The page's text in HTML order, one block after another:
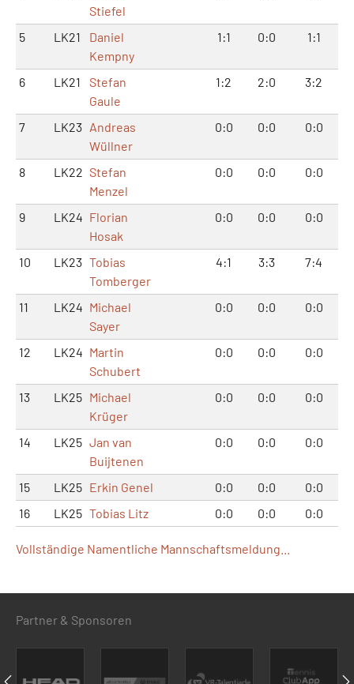
Stiefel
5 LK21
Daniel
Kempny
1:1 0:0 1:1
6 LK21
Stefan
Gaule
1:2 2:0 3:2
7 LK23 Andreas
Wüllner
0:0 0:0 0:0
8 LK22 Stefan
Menzel
0:0 0:0 0:0
9 LK24 Florian
Hosak
0:0 0:0 0:0
10 LK23 Tobias
Tomberger
4:1 3:3 7:4
11 LK24 Michael
Sayer
0:0 0:0 0:0
12 LK24 Martin
Schubert
0:0 0:0 0:0
13 LK25 Michael
Krüger
0:0 0:0 0:0
14 LK25 Jan van
Buijtenen
0:0 0:0 0:0
15 LK25 Erkin Genel 0:0 0:0
0:0
16
LK25 Tobias Litz 0:0 0:0 0:0
Vollständige Namentliche Mannschaftsmeldung...
Partner & Sponsoren